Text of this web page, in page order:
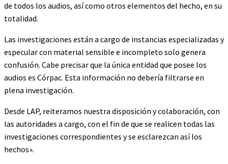
de todos los audios, así como otros elementos del hecho, en su
totalidad.
Las investigaciones están a cargo de instancias especializadas y
especular con material sensible e incompleto solo genera
confusión. Cabe precisar que la única entidad que posee los
audios es Córpac. Esta información no debería filtrarse en
plena investigación.
Desde LAP, reiteramos nuestra disposición y colaboración, con
las autoridades a cargo, con el fin de que se realicen todas las
investigaciones correspondientes y se esclarezcan así los
hechos».